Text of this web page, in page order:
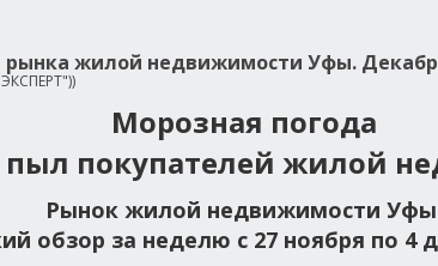
рынка жилой недвижимости Уфы.
Морозная погода
пыл покупателей жилой
Рынок жилой недвижимости
обзор за неделю с 27 ноября по 4